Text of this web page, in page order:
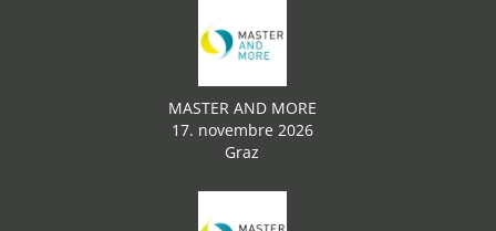
MASTER AND MORE
17. novembre 2026
Graz